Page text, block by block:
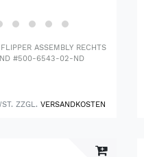
ASSEMBLY RECHTS
#500-6543-02-ND
ZZGL.VERSANDKOSTEN